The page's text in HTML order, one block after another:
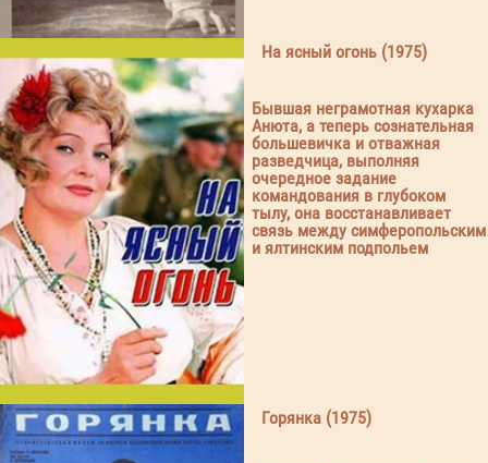
На ясный огонь (1975)
Бывшая неграмотная кухарка
Анюта, а теперь сознательная
большевичка и отважная
разведчица, выполняя
очередное задание
командования в глубоком
тылу, она восстанавливает
связь между симферопольским
и ялтинским подпольем
Горянка (1975)